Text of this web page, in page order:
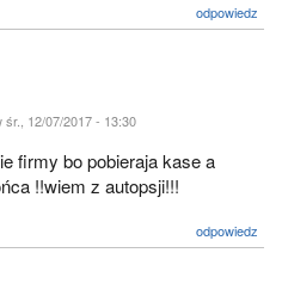
odpowiedz
śr., 12/07/2017 - 13:30
firmy bo pobieraja kase a
!!wiem z autopsji!!!
odpowiedz